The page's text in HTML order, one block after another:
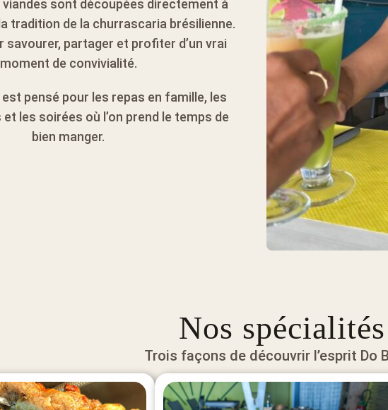
viandes sont découpées directement à
tradition de la churrascaria brésilienne.
savourer, partager et profiter d’un vrai
moment de convivialité.
pensé pour les repas en famille, les
les soirées où l’on prend le temps de
bien manger.
Nos spécialités
Trois façons de découvrir l’esprit Do